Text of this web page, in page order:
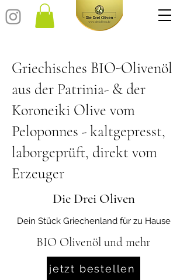
Griechisches BIO-Olivenöl
aus der Patrinia- & der
Koroneiki Olive vom
Peloponnes - kaltgepresst,
laborgeprüft, direkt vom
Erzeuger
Die Drei Oliven
Dein Stück Griechenland für zu Hause
BIO Olivenöl und mehr
jetzt bestellen